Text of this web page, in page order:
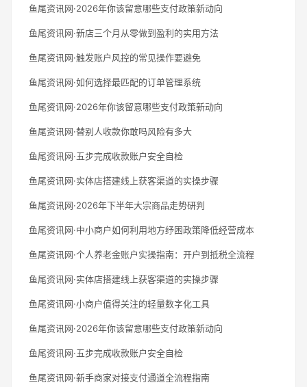
鱼尾资讯网·2026年你该留意哪些支付政策新动向
鱼尾资讯网·新店三个月从零做到盈利的实用方法
鱼尾资讯网·触发账户风控的常见操作要避免
鱼尾资讯网·如何选择最匹配的订单管理系统
鱼尾资讯网·2026年你该留意哪些支付政策新动向
鱼尾资讯网·替别人收款你敢吗风险有多大
鱼尾资讯网·五步完成收款账户安全自检
鱼尾资讯网·实体店搭建线上获客渠道的实操步骤
鱼尾资讯网·2026年下半年大宗商品走势研判
鱼尾资讯网·中小商户如何利用地方纾困政策降低经营成本
鱼尾资讯网·个人养老金账户实操指南：开户到抵税全流程
鱼尾资讯网·实体店搭建线上获客渠道的实操步骤
鱼尾资讯网·小商户值得关注的轻量数字化工具
鱼尾资讯网·2026年你该留意哪些支付政策新动向
鱼尾资讯网·五步完成收款账户安全自检
鱼尾资讯网·新手商家对接支付通道全流程指南